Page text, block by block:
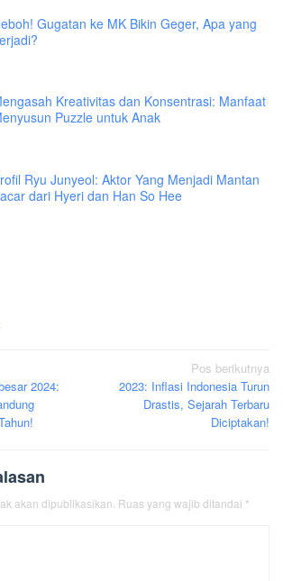
Gugatan ke MK Bikin Geger, Apa yang
Kreativitas dan Konsentrasi: Manfaat
Puzzle untuk Anak
Ryu Junyeol: Aktor Yang Menjadi Mantan
dari Hyeri dan Han So Hee
2024:
Pos berikutnya
2023: Inflasi Indonesia Turun
Drastis, Sejarah Terbaru
Diciptakan!
akan dipublikasikan. Ruas yang wajib ditandai *